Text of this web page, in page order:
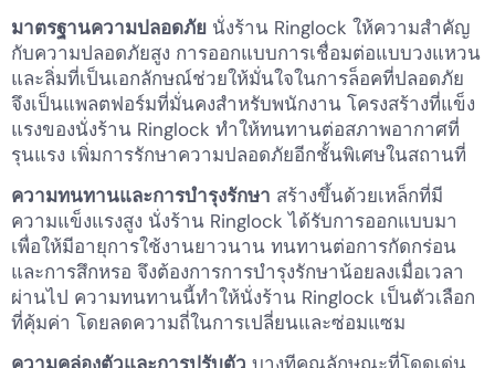
มาตรฐานความปลอดภัย นั่งร้าน Ringlock ให้ความสำคัญ
กับความปลอดภัยสูง การออกแบบการเชื่อมต่อแบบวงแหวน
และลิ่มที่เป็นเอกลักษณ์ช่วยให้มั่นใจในการล็อคที่ปลอดภัย
จึงเป็นแพลตฟอร์มที่มั่นคงสำหรับพนักงาน โครงสร้างที่แข็ง
แรงของนั่งร้าน Ringlock ทำให้ทนทานต่อสภาพอากาศที่
รุนแรง เพิ่มการรักษาความปลอดภัยอีกชั้นพิเศษในสถานที่
ความทนทานและการบำรุงรักษา สร้างขึ้นด้วยเหล็กที่มี
ความแข็งแรงสูง นั่งร้าน Ringlock ได้รับการออกแบบมา
เพื่อให้มีอายุการใช้งานยาวนาน ทนทานต่อการกัดกร่อน
และการสึกหรอ จึงต้องการการบำรุงรักษาน้อยลงเมื่อเวลา
ผ่านไป ความทนทานนี้ทำให้นั่งร้าน Ringlock เป็นตัวเลือก
ที่คุ้มค่า โดยลดความถี่ในการเปลี่ยนและซ่อมแซม